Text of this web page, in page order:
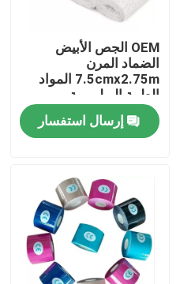
OEM الجص الأبيض
الضماد المرن
7.5cmx2.75m المواد
الطبية البوليمرية
والمنتجات
إرسال استفسار